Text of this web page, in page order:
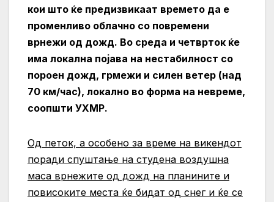
кои што ќе предизвикаат времето да е
променливо облачно со повремени
врнежи од дожд. Во среда и четврток ќе
има локална појава на нестабилност со
пороен дожд, грмежи и силен ветер (над
70 км/час), локално во форма на невреме,
соопшти УХМР.
Од петок, а особено за време на викендот
поради спуштање на студена воздушна
маса врнежите од дожд на планините и
повисоките места ќе бидат од снег и ќе се